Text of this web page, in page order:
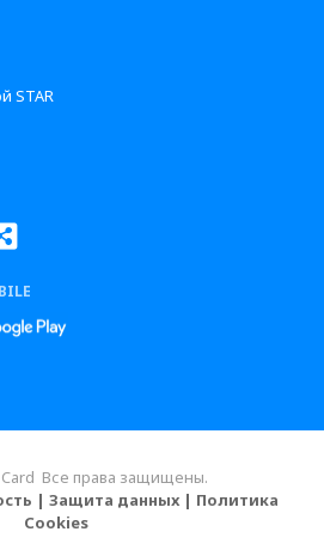
STAR
Card Все права защищены.
| Защита данных | Политика
Cookies